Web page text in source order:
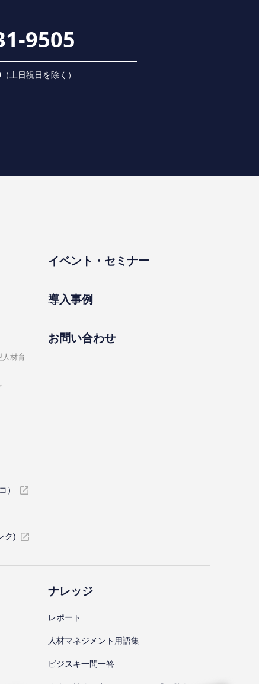
9505
⼟⽇祝⽇を除く）
⼈材育
）
ク)
イベント・セミナー
導⼊事例
お問い合わせ
ナレッジ
レポート
⼈材マネジメント⽤語集
ビジスキ⼀問⼀答